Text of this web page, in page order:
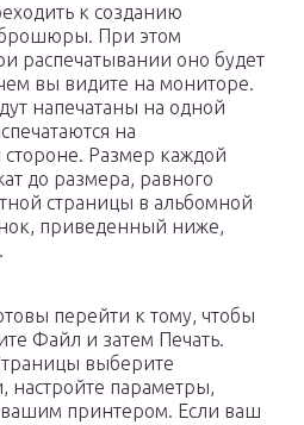
к созданию
При этом
распечатывании оно будет
вы видите на мониторе.
напечатаны на одной
на
Размер каждой
до размера, равного
страницы в альбомной
приведенный ниже,
перейти к тому, чтобы
Файл и затем Печать.
выберите
настройте параметры,
принтером. Если ваш